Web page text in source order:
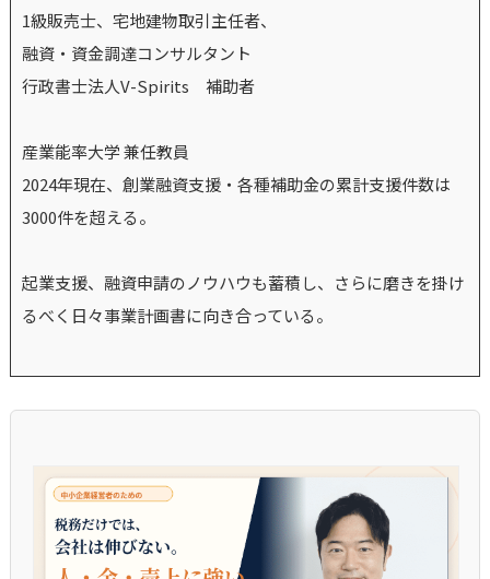
1級販売士、宅地建物取引主任者、
融資・資金調達コンサルタント
行政書士法人V-Spirits 補助者
産業能率大学 兼任教員
2024年現在、創業融資支援・各種補助金の累計支援件数は
3000件を超える。
起業支援、融資申請のノウハウも蓄積し、さらに磨きを掛け
るべく日々事業計画書に向き合っている。